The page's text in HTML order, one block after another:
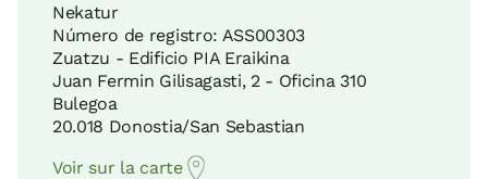
Nekatur
Número de registro: ASS00303
Zuatzu - Edificio PIA Eraikina
Juan Fermin Gilisagasti, 2 - Oficina 310
Bulegoa
20.018 Donostia/San Sebastian
Voir sur la carte